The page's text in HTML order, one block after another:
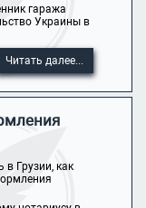
гаража
Украины в
Читать далее...
Грузии, как